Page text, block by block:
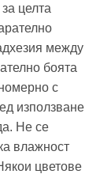
целта
между
боята
с
използване
Не се
влажност
цветове